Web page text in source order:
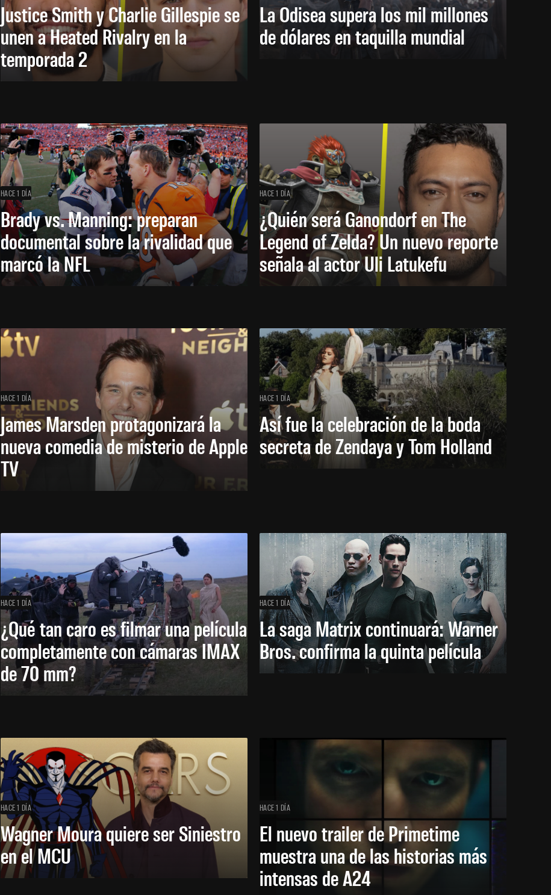
Justice Smith y Charlie Gillespie se
unen a Heated Rivalry en la
temporada 2
La Odisea supera los mil millones
de dólares en taquilla mundial
HACE 1 DÍA
Brady vs. Manning: preparan
documental sobre la rivalidad que
marcó la NFL
HACE 1 DÍA
¿Quién será Ganondorf en The
Legend of Zelda? Un nuevo reporte
señala al actor Uli Latukefu
HACE 1 DÍA
James Marsden protagonizará la
nueva comedia de misterio de Apple
TV
HACE 1 DÍA
Así fue la celebración de la boda
secreta de Zendaya y Tom Holland
HACE 1 DÍA
¿Qué tan caro es filmar una película
completamente con cámaras IMAX
de 70 mm?
HACE 1 DÍA
La saga Matrix continuará: Warner
Bros. confirma la quinta película
HACE 1 DÍA
Wagner Moura quiere ser Siniestro
en el MCU
HACE 1 DÍA
El nuevo trailer de Primetime
muestra una de las historias más
intensas de A24